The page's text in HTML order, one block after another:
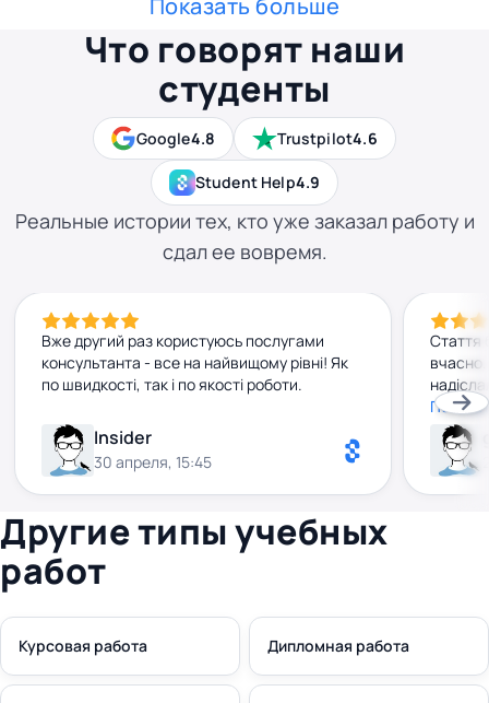
Показать больше
Google4.8 Trustpilot4.6
Student Help4.9
Что говорят наши
студенты
Реальные истории тех, кто уже заказал работу и
сдал ее вовремя.
Вже другий раз користуюсь послугами
консультанта - все на найвищому рівні! Як
по швидкості, так і по якості роботи.
Insider
30 апреля, 15:45
Стаття
вчасно.
Другие типы учебных
работ
Курсовая работа Дипломная работа